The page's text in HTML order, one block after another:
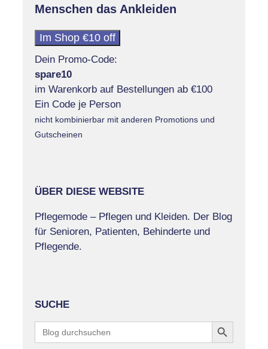
Menschen das Ankleiden
Im Shop €10 off
Dein Promo-Code:
spare10
im Warenkorb auf Bestellungen ab €100
Ein Code je Person
nicht kombinierbar mit anderen Promotions und
Gutscheinen
ÜBER DIESE WEBSITE
Pflegemode – Pflegen und Kleiden. Der Blog
für Senioren, Patienten, Behinderte und
Pflegende.
SUCHE
Search
for:
Search Button